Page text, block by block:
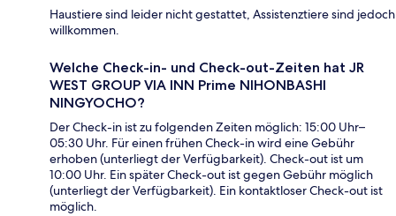
Haustiere sind leider nicht gestattet, Assistenztiere sind jedoch
willkommen.
Welche Check-in- und Check-out-Zeiten hat JR
WEST GROUP VIA INN Prime NIHONBASHI
NINGYOCHO?
Der Check-in ist zu folgenden Zeiten möglich: 15:00 Uhr–
05:30 Uhr. Für einen frühen Check-in wird eine Gebühr
erhoben (unterliegt der Verfügbarkeit). Check-out ist um
10:00 Uhr. Ein später Check-out ist gegen Gebühr möglich
(unterliegt der Verfügbarkeit). Ein kontaktloser Check-out ist
möglich.